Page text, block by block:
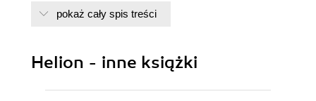
Struktura i treść książki
Zwięzły przewodnik po Visual Studio Code
Jak najlepiej wykorzystać tę książkę
pokaż cały spis treści
Helion - inne książki